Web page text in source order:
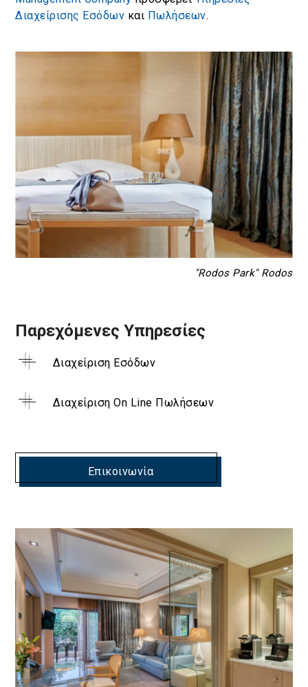
Διαχείρισης Εσόδων και Πωλήσεων.
"Rodos Park" Rodos
Παρεχόμενες Υπηρεσίες
Διαχείριση Εσόδων
Διαχείριση On Line Πωλήσεων
Επικοινωνία